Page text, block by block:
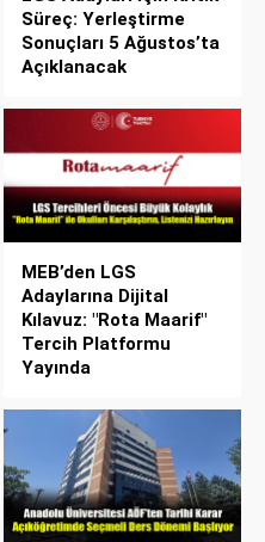
Süreç: Yerleştirme
Sonuçları 5 Ağustos’ta
Açıklanacak
MEB’den LGS
Adaylarına Dijital
Kılavuz: "Rota Maarif"
Tercih Platformu
Yayında